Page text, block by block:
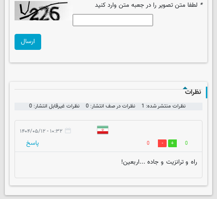
* لطفا متن تصویر را در جعبه متن وارد کنید
ارسال
نظرات
نظرات منتشر شده: 1 نظرات در صف انتشار: 0 نظرات غیرقابل انتشار: 0
۱۰:۳۲ - ۱۴۰۴/۰۵/۱۲
0
0
پاسخ
راه و ترانزیت و جاده ..‌‌‌.اربعین!